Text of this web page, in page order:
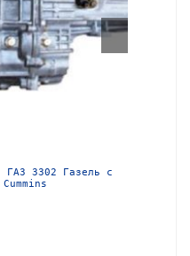
ГАЗ 3302 Газель с